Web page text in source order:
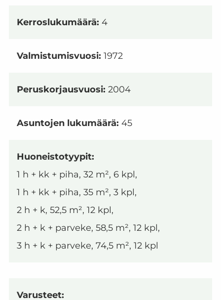
Kerroslukumäärä: 4
Valmistumisvuosi: 1972
Peruskorjausvuosi: 2004
Asuntojen lukumäärä: 45
Huoneistotyypit:
1 h + kk + piha, 32 m², 6 kpl,
1 h + kk + piha, 35 m², 3 kpl,
2 h + k, 52,5 m², 12 kpl,
2 h + k + parveke, 58,5 m², 12 kpl,
3 h + k + parveke, 74,5 m², 12 kpl
Varusteet: